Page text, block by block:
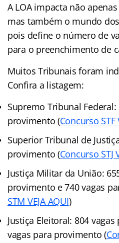
A LOA impacta não
mas também o mundo
pois define o número de
para o preenchimento de
Muitos Tribunais foram
Confira a listagem:
Supremo Tribunal Federal:
provimento (Concurso STF
Superior Tribunal de
provimento (Concurso STJ
Justiça Militar da União:
provimento e 740 vagas
STM VEJA AQUI)
Justiça Eleitoral: 804
vagas para provimento (